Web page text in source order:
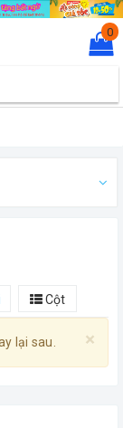
0
Cột
×
lại sau.